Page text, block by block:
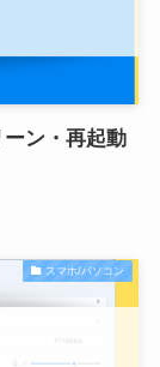
ン・再起動
スマホ/パソコン